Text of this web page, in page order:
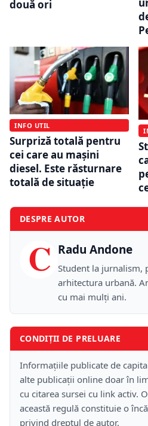
două ori
INFO UTIL
Surpriză totală pentru
cei care au mașini
diesel. Este răsturnare
totală de situație
DESPRE AUTOR
C Radu Andone
Student la jurnalism,
arhitectura urbană.
cu mai mulți ani.
CONDIȚII DE PRELUARE
Informațiile publicate de
alte publicații online doar în
cu citarea sursei cu link activ.
această regulă constituie o
privind dreptul de autor.